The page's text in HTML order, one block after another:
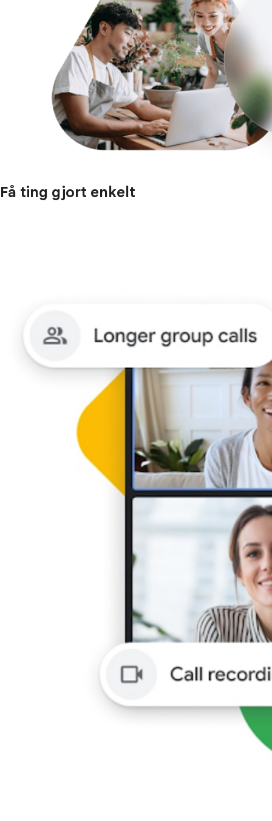
Få ting gjort enkelt